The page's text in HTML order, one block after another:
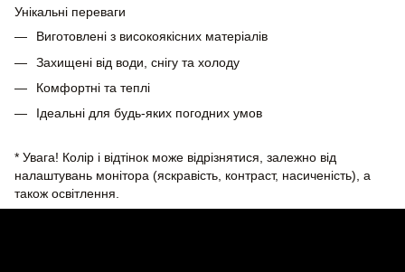
Унікальні переваги
Виготовлені з високоякісних матеріалів
Захищені від води, снігу та холоду
Комфортні та теплі
Ідеальні для будь-яких погодних умов
* Увага! Колір і відтінок може відрізнятися, залежно від
налаштувань монітора (яскравість, контраст, насиченість), а
також освітлення.